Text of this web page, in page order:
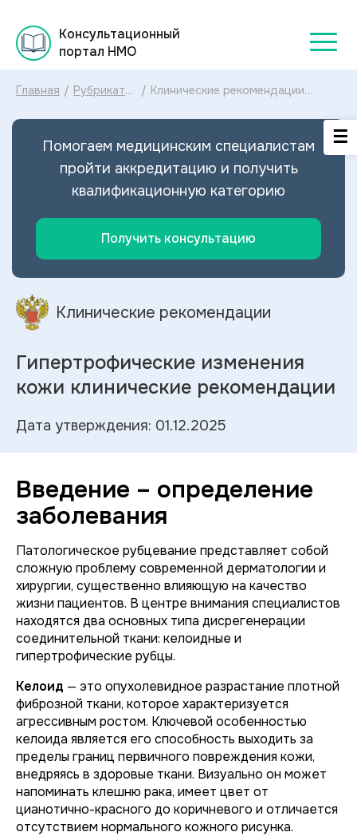
Консультационный
портал НМО
Главная / Рубрикатор
рекомендаций
/ Клинические рекомендации
кожи МКБ-10: диагностика и
изменений кожи 2025
Помогаем медицинским специалистам
пройти аккредитацию и получить
квалификационную категорию
Получить консультацию
Клинические рекомендации
Гипертрофические изменения
кожи клинические рекомендации
Дата утверждения: 01.12.2025
Введение – определение
заболевания
Патологическое рубцевание представляет собой
сложную проблему современной дерматологии и
хирургии, существенно влияющую на качество
жизни пациентов. В центре внимания специалистов
находятся два основных типа дисрегенерации
соединительной ткани: келоидные и
гипертрофические рубцы.
Келоид — это опухолевидное разрастание плотной
фиброзной ткани, которое характеризуется
агрессивным ростом. Ключевой особенностью
келоида является его способность выходить за
пределы границ первичного повреждения кожи,
внедряясь в здоровые ткани. Визуально он может
напоминать клешню рака, имеет цвет от
цианотично-красного до коричневого и отличается
отсутствием нормального кожного рисунка.